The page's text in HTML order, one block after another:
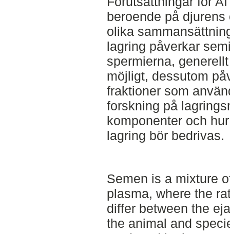
beroende på
olika
lagring påverkar
spermierna,
möjligt, dessutom
fraktioner som
forskning på
komponenter och
lagring bör bedrivas.
Semen is a mixture
plasma, where the
differ between the
the animal and